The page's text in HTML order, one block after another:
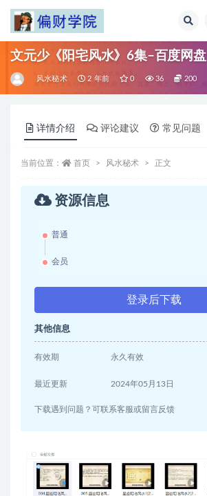
文元少《阳宅风水》6集–百度网盘
风水秘术 2 年前 0 36 200
详情介绍 评论建议 常见问题
当前位置： 首页 风水秘术 正文
资源信息
普通
会员
登录后下载
其他信息
有效期 永久有效
最近更新 2024年05月13日
下载遇到问题？可联系客服或留言反馈